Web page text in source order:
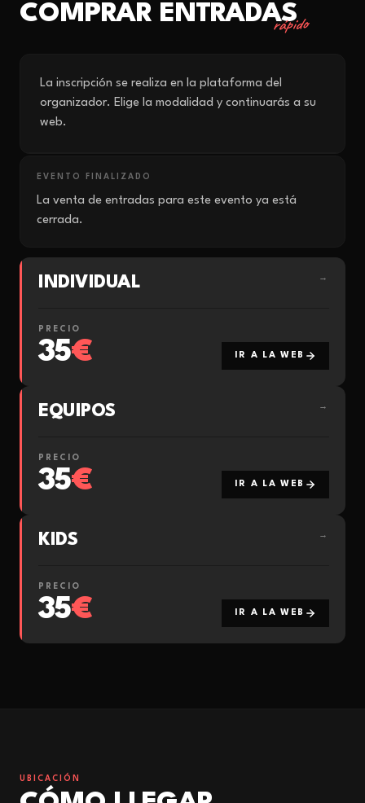
COMPRAR ENTRADAS
rápido
La inscripción se realiza en la plataforma del
organizador. Elige la modalidad y continuarás a su
web.
EVENTO FINALIZADO
La venta de entradas para este evento ya está
cerrada.
INDIVIDUAL →
PRECIO
35€ IR A LA WEB
EQUIPOS →
PRECIO
35€ IR A LA WEB
KIDS →
PRECIO
35€ IR A LA WEB
UBICACIÓN